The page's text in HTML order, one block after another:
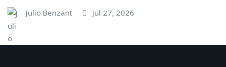
Julio Benzant Jul 27, 2026